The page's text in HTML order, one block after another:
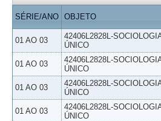
SÉRIE/ANO OBJETO
01 AO 03
42406L2828L-
ÚNICO
01 AO 03
42406L2828L-
ÚNICO
01 AO 03
42406L2828L-
ÚNICO
01 AO 03
42406L2828L-
ÚNICO